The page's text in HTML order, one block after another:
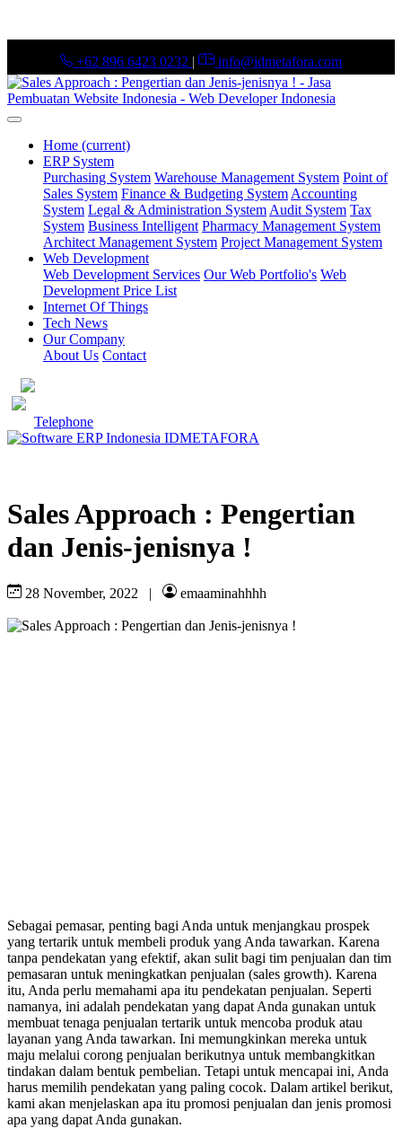
+62 896 6423 0232 | info@idmetafora.com
Home (current)
ERP System
Purchasing System Warehouse Management System Point of
Sales System Finance & Budgeting System Accounting
System Legal & Administration System Audit System Tax
System Business Intelligent Pharmacy Management System
Architect Management System Project Management System
Web Development
Web Development Services Our Web Portfolio's Web
Development Price List
Internet Of Things
Tech News
Our Company
About Us Contact
Telephone
Sales Approach : Pengertian
dan Jenis-jenisnya !
28 November, 2022 | emaaminahhhh
Sebagai pemasar, penting bagi Anda untuk menjangkau prospek
yang tertarik untuk membeli produk yang Anda tawarkan. Karena
tanpa pendekatan yang efektif, akan sulit bagi tim penjualan dan tim
pemasaran untuk meningkatkan penjualan (sales growth). Karena
itu, Anda perlu memahami apa itu pendekatan penjualan. Seperti
namanya, ini adalah pendekatan yang dapat Anda gunakan untuk
membuat tenaga penjualan tertarik untuk mencoba produk atau
layanan yang Anda tawarkan. Ini memungkinkan mereka untuk
maju melalui corong penjualan berikutnya untuk membangkitkan
tindakan dalam bentuk pembelian. Tetapi untuk mencapai ini, Anda
harus memilih pendekatan yang paling cocok. Dalam artikel berikut,
kami akan menjelaskan apa itu promosi penjualan dan jenis promosi
apa yang dapat Anda gunakan.